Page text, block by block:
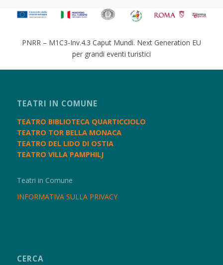
PNRR – M1C3-Inv.4.3 Caput Mundi. Next Generation EU
per grandi eventi turistici
TEATRI IN COMUNE
TEATRO BIBLIOTECA QUARTICCIOLO
TEATRO TOR BELLA MONACA
TEATRO DEL LIDO DI OSTIA
TEATRO VILLA PAMPHILJ
Teatri in Comune
INFORMATIVA SULLA PRIVACY
CERCA